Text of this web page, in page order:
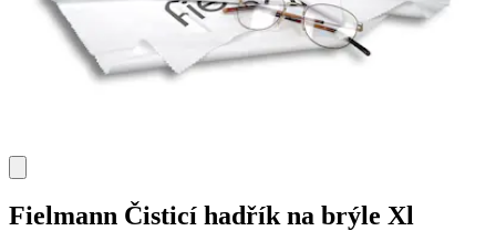
Fielmann Čisticí hadřík na brýle Xl